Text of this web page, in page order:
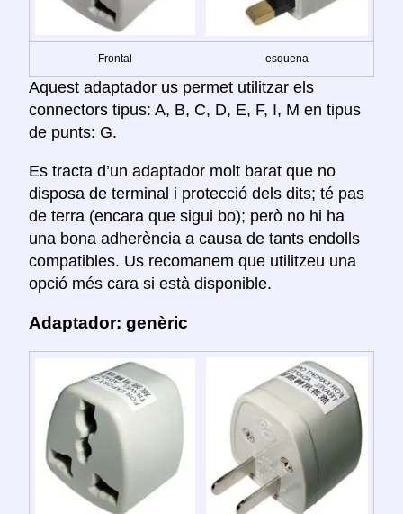
Frontal esquena
Aquest adaptador us permet utilitzar els
connectors tipus: A, B, C, D, E, F, I, M en tipus
de punts: G.
Es tracta d’un adaptador molt barat que no
disposa de terminal i protecció dels dits; té pas
de terra (encara que sigui bo); però no hi ha
una bona adherència a causa de tants endolls
compatibles. Us recomanem que utilitzeu una
opció més cara si està disponible.
Adaptador: genèric